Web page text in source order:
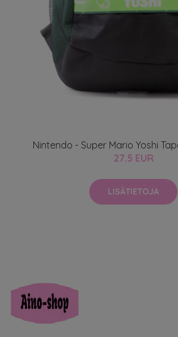
Nintendo - Super Mario Yoshi
27.5 EUR
LISÄTIETOJA